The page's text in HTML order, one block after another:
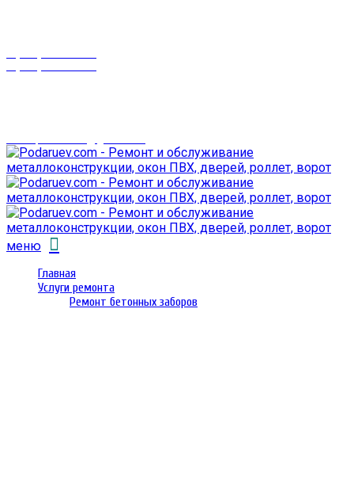
меню
Главная
Услуги ремонта
Ремонт бетонных заборов